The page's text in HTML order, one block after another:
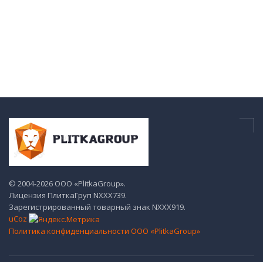
© 2004-2026 ООО «PlitkaGroup».
Лицензия ПлиткаГруп NХХХ739.
Зарегистрированный товарный знак NХХХ919.
uCoz
Политика конфиденциальности ООО «PlitkaGroup»